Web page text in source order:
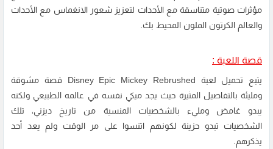
مؤثرات صوتية متناسقة مع الأحداث لتعزيز شعور الانغماس مع الأحداث
والعالم الكرتون الملون المحيط بك.
قصة اللعبة :
يتبع تحميل لعبة Disney Epic Mickey Rebrushed قصة مشوقة
ومليئة بالتفاصيل المثيرة حيث يجد ميكي نفسه في عالمه الطبيعي ولكنه
يبدو غامض ومليء بالشخصيات المنسية من تاريخ ديزني، تلك
الشخصيات تبدو حزينة لكونهم اتنسوا على مر الوقت ولم يعد أحد
يذكرهم.